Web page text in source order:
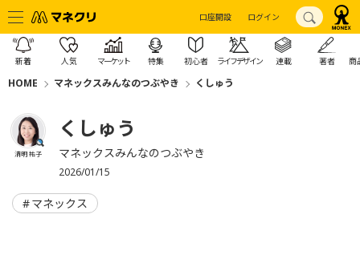
口座開設 ログイン
新着 人気 マーケット 特集 初心者 ライフデザイン 連載 著者 商
HOME マネックスみんなのつぶやき くしゅう
清明 祐子
くしゅう
マネックスみんなのつぶやき
2026/01/15
マネックス